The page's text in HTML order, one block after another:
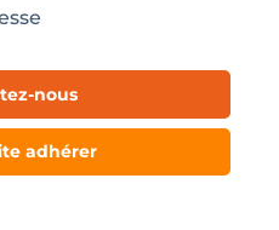
nous
adhérer